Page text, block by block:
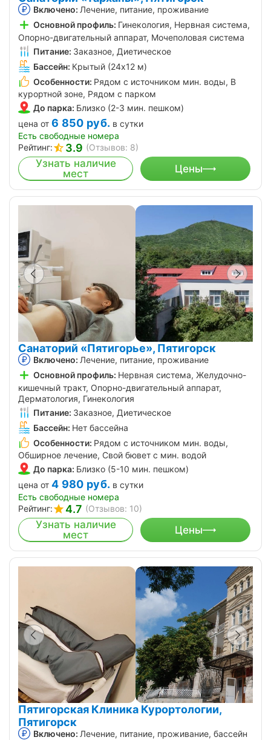
Включено: Лечение, питание, проживание
Основной профиль: Гинекология, Нервная система,
Опорно-двигательный аппарат, Мочеполовая система
Питание: Заказное, Диетическое
Бассейн: Крытый (24х12 м)
Особенности: Рядом с источником мин. воды, В
курортной зоне, Рядом с парком
До парка: Близко (2-3 мин. пешком)
цена от 6 850 руб. в сутки
Есть свободные номера
Рейтинг:
3.9 (Отзывов: 8)
Узнать наличие
мест
Цены
Санаторий «Пятигорье», Пятигорск
Включено: Лечение, питание, проживание
Основной профиль: Нервная система, Желудочно-
кишечный тракт, Опорно-двигательный аппарат,
Дерматология, Гинекология
Питание: Заказное, Диетическое
Бассейн: Нет бассейна
Особенности: Рядом с источником мин. воды,
Обширное лечение, Свой бювет с мин. водой
До парка: Близко (5-10 мин. пешком)
цена от 4 980 руб. в сутки
Есть свободные номера
Рейтинг:
4.7 (Отзывов: 10)
Узнать наличие
мест
Цены
Пятигорская Клиника Курортологии,
Пятигорск
Включено: Лечение, питание, проживание, бассейн